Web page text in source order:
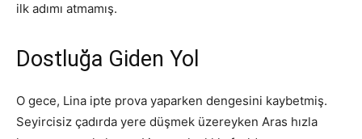
ilk adımı atmamış.
Dostluğa Giden Yol
O gece, Lina ipte prova yaparken dengesini kaybetmiş.
Seyircisiz çadırda yere düşmek üzereyken Aras hızla